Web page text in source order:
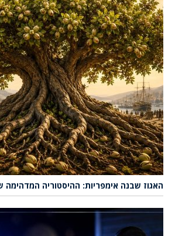
האגוז שבנה אימפריות: ההיסטוריה המדהימה